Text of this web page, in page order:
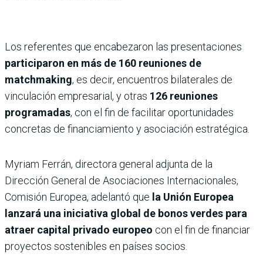
Los referentes que encabezaron las presentaciones
participaron en más de 160 reuniones de
matchmaking, es decir, encuentros bilaterales de
vinculación empresarial, y otras 126 reuniones
programadas, con el fin de facilitar oportunidades
concretas de financiamiento y asociación estratégica.
Myriam Ferrán, directora general adjunta de la
Dirección General de Asociaciones Internacionales,
Comisión Europea, adelantó que la Unión Europea
lanzará una iniciativa global de bonos verdes para
atraer capital privado europeo con el fin de financiar
proyectos sostenibles en países socios.